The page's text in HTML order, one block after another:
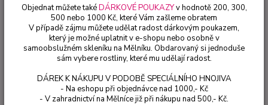
Objednat můžete takéDÁRKOVÉ POUKAZYv hodnotě 200, 300,
500 nebo 1000 Kč, které Vám zašleme obratem
V případě zájmu můžete udělat radost dárkovým poukazem,
který je možné uplatnit v e-shopu nebo osobně v
samoobslužném skleníku na Mělníku. Obdarovaný si jednoduše
sám vybere rostliny, které mu udělají radost.
DÁREK K NÁKUPU V PODOBĚ SPECIÁLNÍHO HNOJIVA
- Na eshopu při objednávce nad 1000,- Kč
- V zahradnictví na Mělníce již při nákupu nad 500,- Kč.